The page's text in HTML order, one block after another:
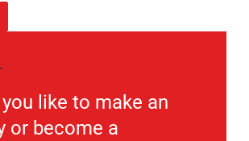
like to make an
or become a